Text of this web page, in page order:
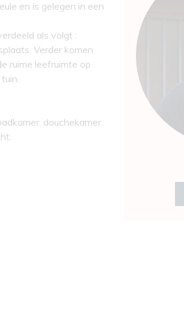
en is gelegen in een
als volgt :
Verder komen
ruime leefruimte op
douchekamer